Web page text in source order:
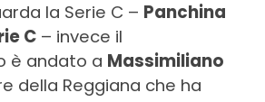
la Serie C – Panchina
C– invece il
è andato a Massimiliano
della Reggiana che ha